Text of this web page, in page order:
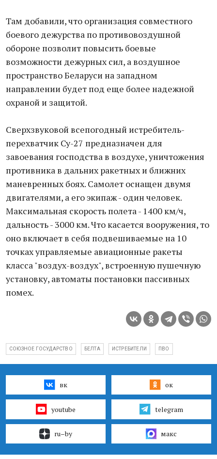
Там добавили, что организация совместного
боевого дежурства по противовоздушной
обороне позволит повысить боевые
возможности дежурных сил, а воздушное
пространство Беларуси на западном
направлении будет под еще более надежной
охраной и защитой.
Сверхзвуковой всепогодный истребитель-
перехватчик Су-27 предназначен для
завоевания господства в воздухе, уничтожения
противника в дальних ракетных и ближних
маневренных боях. Самолет оснащен двумя
двигателями, а его экипаж - один человек.
Максимальная скорость полета - 1400 км/ч,
дальность - 3000 км. Что касается вооружения, то
оно включает в себя подвешиваемые на 10
точках управляемые авиационные ракеты
класса "воздух-воздух", встроенную пушечную
установку, автоматы постановки пассивных
помех.
СОЮЗНОЕ ГОСУДАРСТВО БЕЛТА ИСТРЕБИТЕЛИ ПВО
вк ок
youtube telegram
ru–by макс